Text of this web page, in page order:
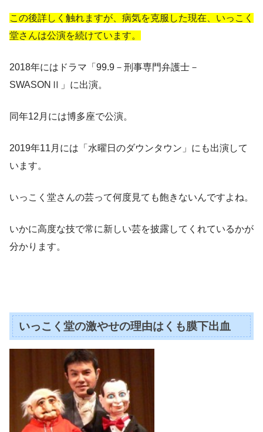
この後詳しく触れますが、病気を克服した現在、いっこく
堂さんは公演を続けています。
2018年にはドラマ「99.9－刑事専門弁護士－
SWASONⅡ」に出演。
同年12月には博多座で公演。
2019年11月には「水曜日のダウンタウン」にも出演して
います。
いっこく堂さんの芸って何度見ても飽きないんですよね。
いかに高度な技で常に新しい芸を披露してくれているかが
分かります。
いっこく堂の激やせの理由はくも膜下出血